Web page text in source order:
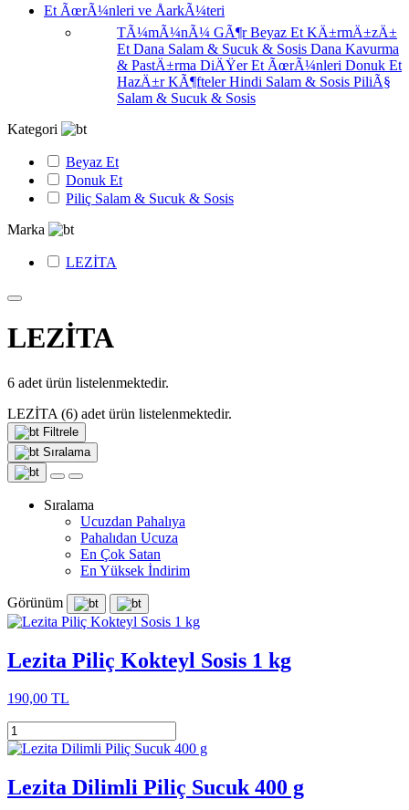
Et ÃœrÃ¼nleri ve ÅarkÃ¼teri
TÃ¼mÃ¼nÃ¼ GÃ¶rBeyaz Et KÄ±rmÄ±zÄ±
Et Dana Salam & Sucuk & Sosis Dana Kavurma
& PastÄ±rma DiÄŸer Et ÃœrÃ¼nleri Donuk Et
HazÄ±r KÃ¶ftelerHindi Salam & Sosis PiliÃ§
Salam & Sucuk & Sosis
Kategori
Beyaz Et
Donuk Et
Piliç Salam & Sucuk & Sosis
Marka
LEZİTA
LEZİTA
6 adet ürün listelenmektedir.
LEZİTA (6) adet ürün listelenmektedir.
Filtrele
Sıralama
Sıralama
Ucuzdan Pahalıya
Pahalıdan Ucuza
En Çok Satan
En Yüksek İndirim
Görünüm
Lezita Piliç Kokteyl Sosis 1 kg
190,00 TL
Lezita Dilimli Piliç Sucuk 400 g